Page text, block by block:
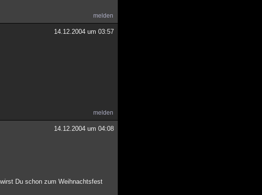
melden
14.12.2004 um 03:57
melden
14.12.2004 um 04:08
Du schon zum Weihnachtsfest